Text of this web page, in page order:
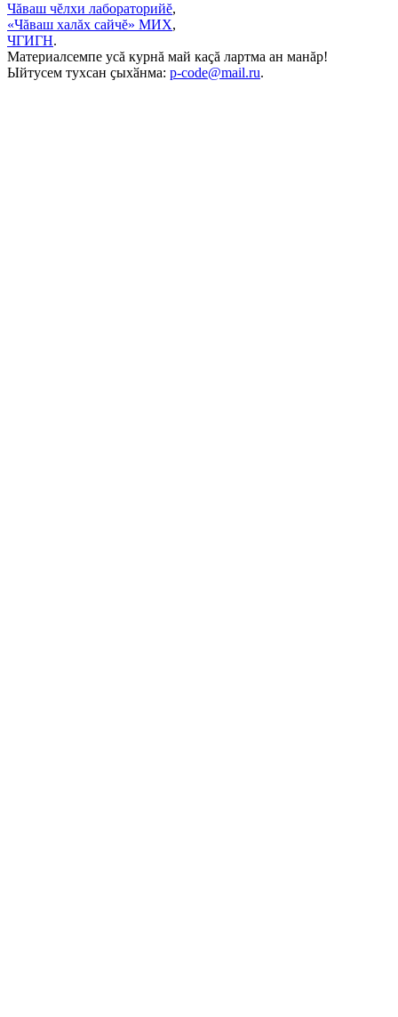
Чăваш чĕлхи лабораторийĕ,
«Чăваш халăх сайчĕ» МИХ,
ЧГИГН.
Материалсемпе усă курнă май каçă лартма ан манăр!
Ыйтусем тухсан ҫыхӑнма: p-code@mail.ru.